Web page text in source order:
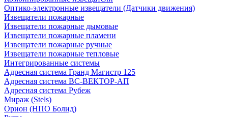
Оптико-электронные извещатели (Датчики движения)
Извещатели пожарные
Извещатели пожарные дымовые
Извещатели пожарные пламени
Извещатели пожарные ручные
Извещатели пожарные тепловые
Интегрированные системы
Адресная система Гранд Магистр 125
Адресная система ВС-ВЕКТОР-АП
Адресная система Рубеж
Мираж (Stels)
Орион (НПО Болид)